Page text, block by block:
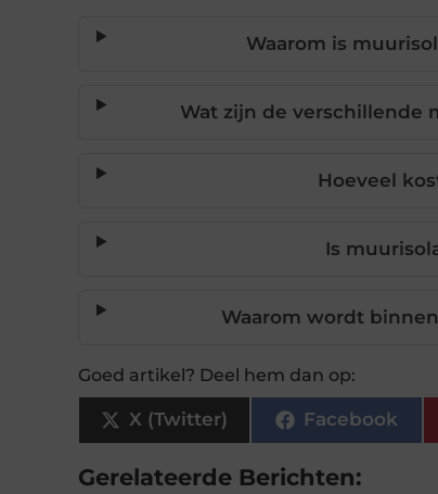
Waarom is
Wat zijn de verschillende
Hoeveel
Is
Waarom wordt
Goed artikel? Deel hem dan op:
X (Twitter) Facebook
Gerelateerde Berichten: